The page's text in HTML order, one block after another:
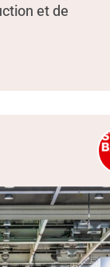
et de